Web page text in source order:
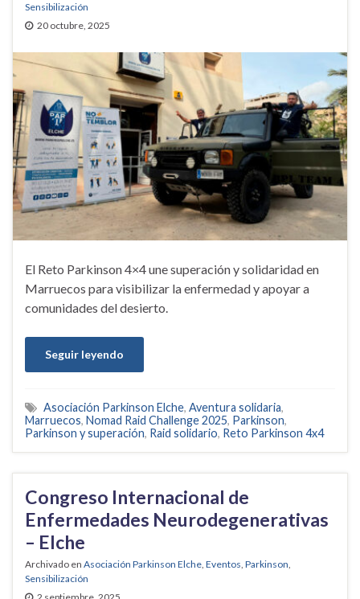
Sensibilización
20 octubre, 2025
El Reto Parkinson 4×4 une superación y solidaridad en
Marruecos para visibilizar la enfermedad y apoyar a
comunidades del desierto.
Seguir leyendo
Asociación Parkinson Elche, Aventura solidaria,
Marruecos, Nomad Raid Challenge 2025, Parkinson,
Parkinson y superación, Raid solidario, Reto Parkinson 4x4
Congreso Internacional de
Enfermedades Neurodegenerativas
– Elche
Archivado en Asociación Parkinson Elche, Eventos, Parkinson,
Sensibilización